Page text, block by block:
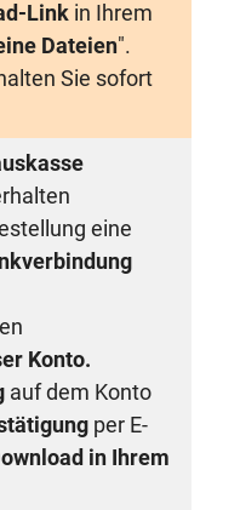
Link in Ihrem
Dateien".
Sie sofort
eine
Konto.
auf dem Konto
per E-
in Ihrem